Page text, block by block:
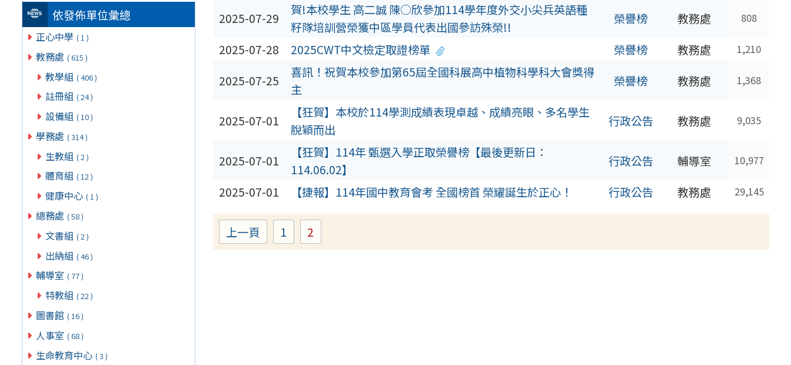
依發佈單位彙總
正心中學 ( 1 )
教務處 ( 615 )
教學組 ( 406 )
註冊組 ( 24 )
設備組 ( 10 )
學務處 ( 314 )
生教組 ( 2 )
體育組 ( 12 )
健康中心 ( 1 )
總務處 ( 58 )
文書組 ( 2 )
出納組 ( 46 )
輔導室 ( 77 )
特教組 ( 22 )
圖書館 ( 16 )
人事室 ( 68 )
生命教育中心 ( 3 )
2025-07-29
賀!本校學生 高二誠 陳○欣參加114學年度外交小尖兵英語種
籽隊培訓營榮獲中區學員代表出國參訪殊榮!!
榮譽榜 教務處 808
2025-07-28 2025CWT中文檢定取證榜單 榮譽榜 教務處 1,210
2025-07-25
喜訊！祝賀本校參加第65屆全國科展高中植物科學科大會獎得
主
榮譽榜 教務處 1,368
2025-07-01
【狂賀】本校於114學測成績表現卓越、成績亮眼、多名學生
脫穎而出
行政公告 教務處 9,035
2025-07-01
【狂賀】114年 甄選入學正取榮譽榜【最後更新日：
114.06.02】
行政公告 輔導室 10,977
2025-07-01 【捷報】114年國中教育會考 全國榜首 榮耀誕生於正心！ 行政公告 教務處 29,145
上一頁 Page
1 2